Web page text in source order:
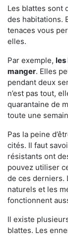
Les blattes sont
des habitations.
tenaces vous
elles.
Par exemple, les
manger. Elles
pendant deux
n’est pas tout,
quarantaine de
toute une
Pas la peine
cités. Il faut
résistants ont
pouvez utiliser
de ces derniers.
naturels et les
fonctionnent
Il existe
blattes. Les